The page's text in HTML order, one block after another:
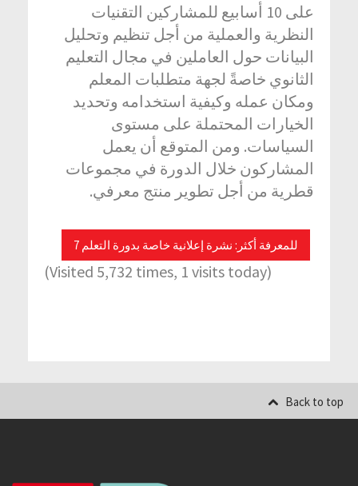
على 10 أسابيع للمشاركين التقنيات
النظرية والعملية من أجل تنظيم وتحليل
البيانات حول العاملين في مجال التعليم
الثانوي خاصةً لجهة متطلبات المعلم
ومكان عمله وكيفية استخدامه وتحديد
الخيارات المحتملة على مستوى
السياسات. ومن المتوقع أن يعمل
المشاركون خلال الدورة في مجموعات
قطرية من أجل تطوير منتج معرفي.
للمعرفة أكثر: نشرة إعلانية خاصة بدورة التعلم 7
(Visited 5,732 times, 1 visits today)
Back to top